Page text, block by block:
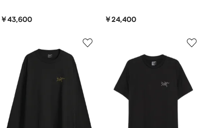
￥43,600 ￥24,400